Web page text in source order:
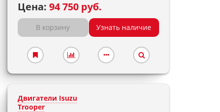
Цена: 94 750 руб.
В корзину Узнать наличие
Двигатели Isuzu
Trooper